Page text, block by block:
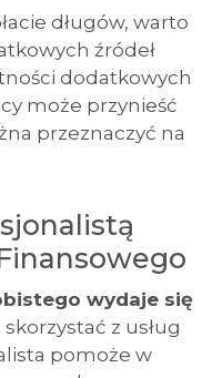
długów, warto
źródeł
dodatkowych
może przynieść
przeznaczyć na
wydaje się
z usług
pomoże w